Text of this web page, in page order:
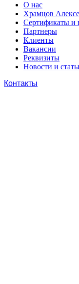
О нас
Храмцов
Сертификаты и
Партнеры
Клиенты
Вакансии
Реквизиты
Новости и
Контакты